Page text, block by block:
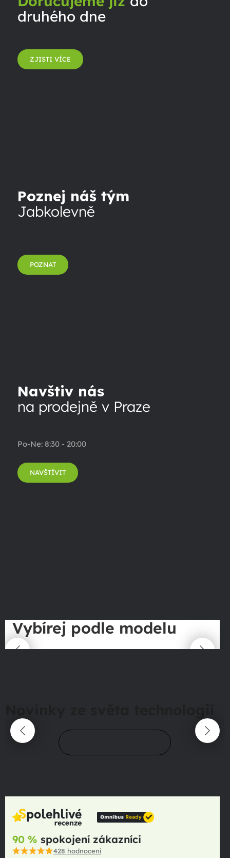
druhého dne
ZJISTI VÍCE
Poznej náš tým
Jabkolevně
POZNAT
Navštiv nás
na prodejně v Praze
Po-Ne: 8:30 - 20:00
NAVŠTÍVIT
Vybírej podle modelu
90 % spokojení zákazníci
428 hodnocení